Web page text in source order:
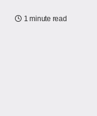
1 minute read